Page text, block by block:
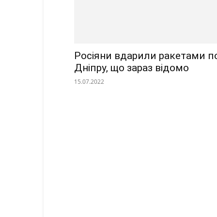
Росіяни вдарили ракетами
Дніпру, що зараз відомо
15.07.2022